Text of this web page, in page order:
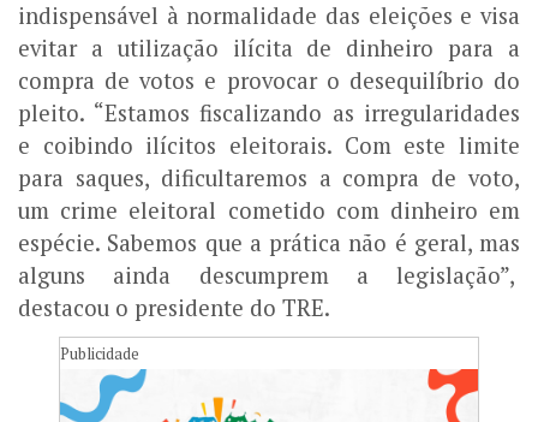
indispensável à normalidade das eleições e visa
evitar a utilização ilícita de dinheiro para a
compra de votos e provocar o desequilíbrio do
pleito. “Estamos fiscalizando as irregularidades
e coibindo ilícitos eleitorais. Com este limite
para saques, dificultaremos a compra de voto,
um crime eleitoral cometido com dinheiro em
espécie. Sabemos que a prática não é geral, mas
alguns ainda descumprem a legislação”,
destacou o presidente do TRE.
Publicidade